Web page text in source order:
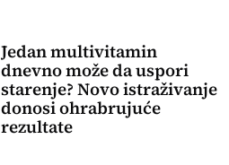
Jedan multivitamin
dnevno može da uspori
starenje? Novo istraživanje
donosi ohrabrujuće
rezultate